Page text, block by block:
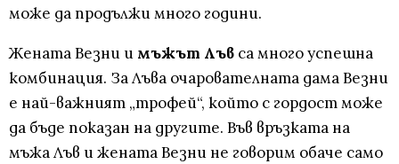
може да продължи много години.
Жената Везни и мъжът Лъв са много успешна
комбинация. За Лъва очарователната дама Везни
е най-важният „трофей“, който с гордост може
да бъде показан на другите. Във връзката на
мъжа Лъв и жената Везни не говорим обаче само